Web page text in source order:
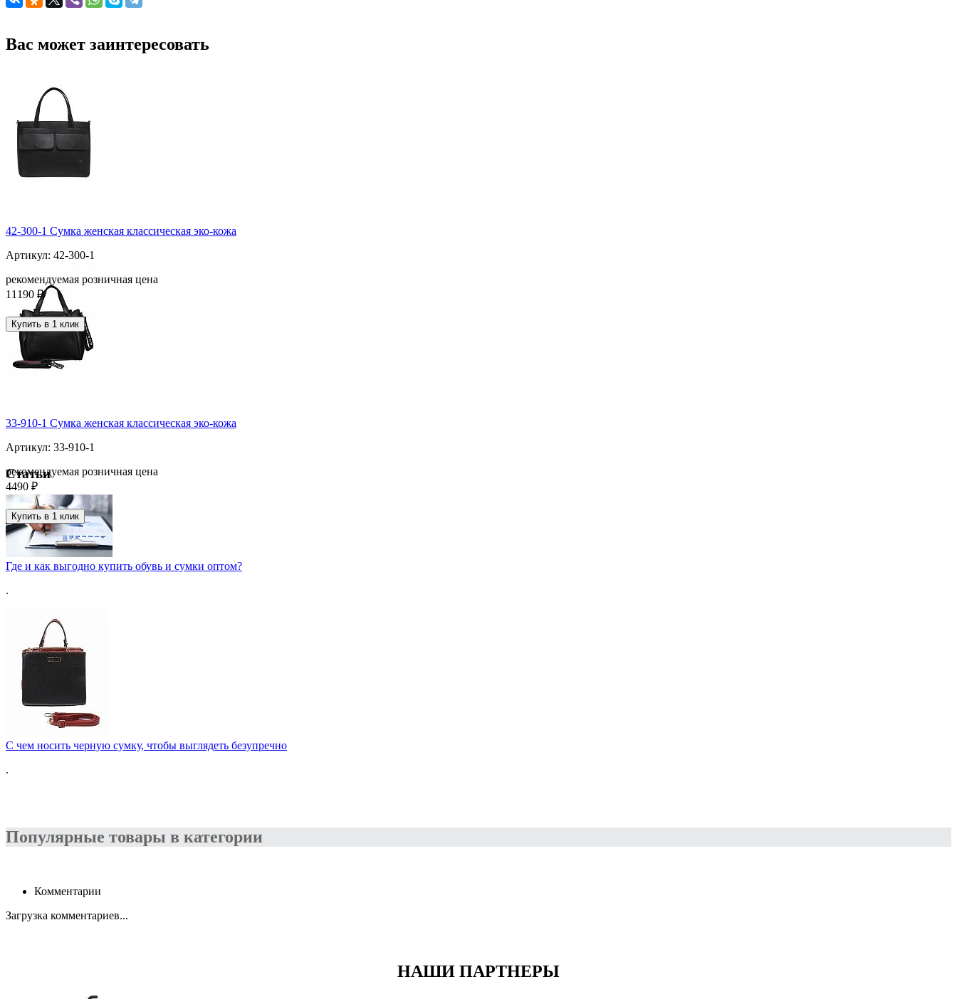
Вас может заинтересовать
42-300-1 Сумка женская классическая эко-кожа
Артикул: 42-300-1
рекомендуемая розничная цена
11190 ₽
Купить в 1 клик
33-910-1 Сумка женская классическая эко-кожа
Артикул: 33-910-1
рекомендуемая розничная цена
4490 ₽
Купить в 1 клик
Статьи
Где и как выгодно купить обувь и сумки оптом?
.
С чем носить черную сумку, чтобы выглядеть безупречно
.
Популярные товары в категории
Комментарии
Загрузка комментариев...
НАШИ ПАРТНЕРЫ